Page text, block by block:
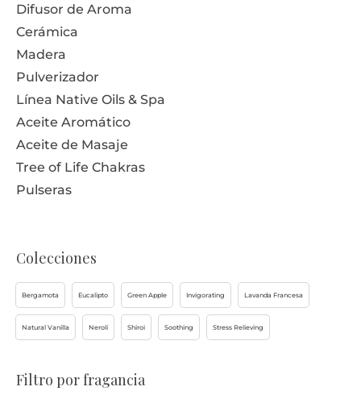
Difusor de Aroma
Cerámica
Madera
Pulverizador
Línea Native Oils & Spa
Aceite Aromático
Aceite de Masaje
Tree of Life Chakras
Pulseras
Colecciones
Bergamota Eucalipto Green Apple Invigorating Lavanda Francesa
Natural Vanilla Nerolí Shiroi Soothing Stress Relieving
Filtro por fragancia